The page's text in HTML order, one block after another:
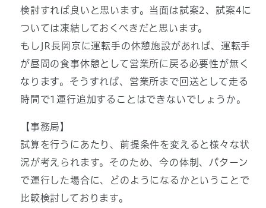
検討すれば良いと思います。当面は試案2、試案4に
ついては凍結しておくべきだと思います。
もしJR長岡京に運転手の休憩施設があれば、運転手
が昼間の食事休憩として営業所に戻る必要性が無く
なります。そうすれば、営業所まで回送として走る
時間で1運行追加することはできないでしょうか。
【事務局】
試算を行うにあたり、前提条件を変えると様々な状
況が考えられます。そのため、今の体制、パターン
で運行した場合に、どのようになるかということで
比較検討しております。